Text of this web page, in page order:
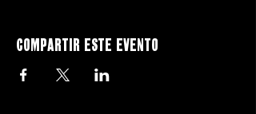
Compartir este evento